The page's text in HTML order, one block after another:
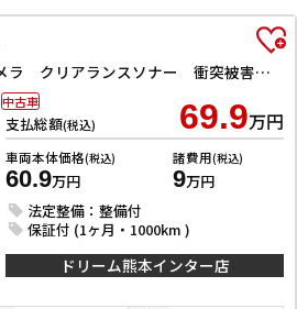
L SAIII ETC バックカメラ クリアランスソナー 衝突被害軽減システム オートマチックハイビーム キーレスエントリー アイドリングストップ CVT ESC エアコン パワーウィンドウ
支払総額(税込) 69.9万円
車両本体価格(税込)
60.9万円
諸費用(税込)
9万円
法定整備：整備付
保証付 (1ヶ月・1000km )
中古車
ドリーム熊本インター店